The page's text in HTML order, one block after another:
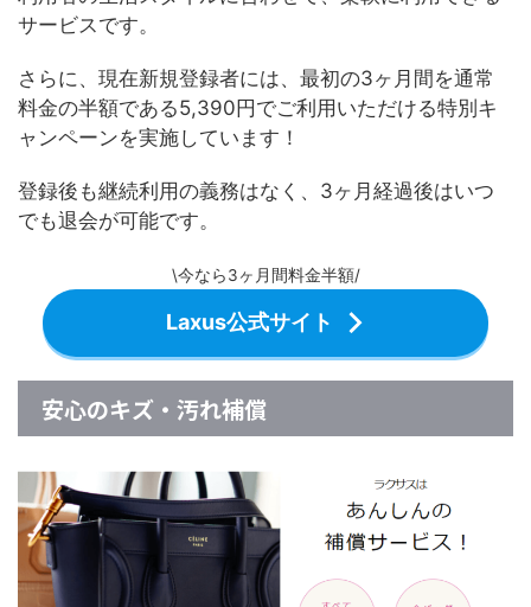
サービスです。
さらに、現在新規登録者には、最初の3ヶ月間を通常
料金の半額である5,390円でご利用いただける特別キ
ャンペーンを実施しています！
登録後も継続利用の義務はなく、3ヶ月経過後はいつ
でも退会が可能です。
\今なら3ヶ月間料金半額/
Laxus公式サイト
安心のキズ・汚れ補償